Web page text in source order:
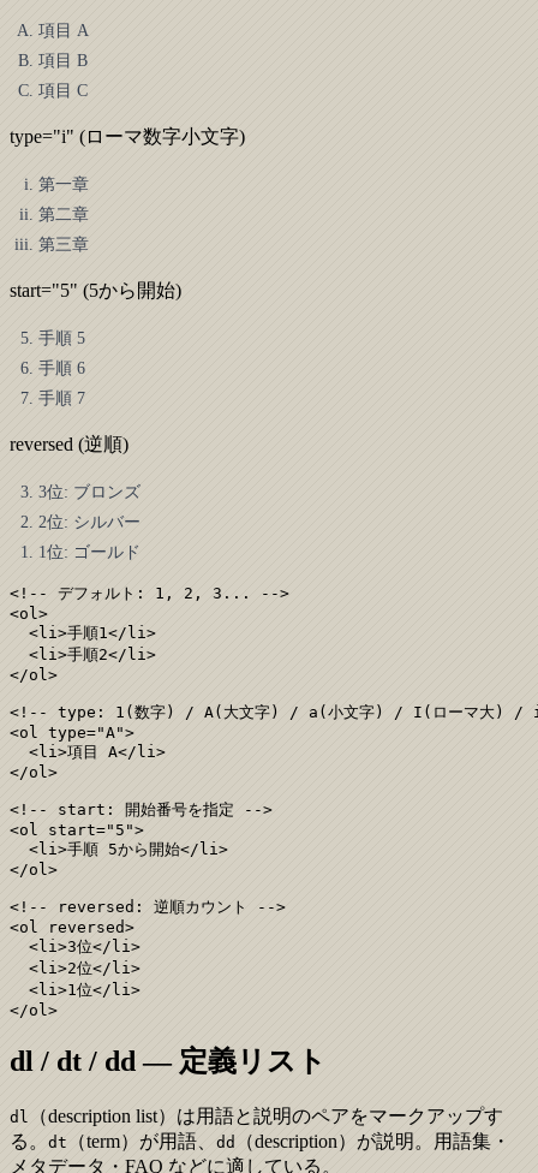
項目 A
項目 B
項目 C
type="i" (ローマ数字小文字)
第一章
第二章
第三章
start="5" (5から開始)
手順 5
手順 6
手順 7
reversed (逆順)
3位: ブロンズ
2位: シルバー
1位: ゴールド
<!-- デフォルト: 1, 2, 3... -->
<ol>
  <li>手順1</li>
  <li>手順2</li>
</ol>
<!-- type: 1(数字) / A(大文字) / a(小文字) / I(ローマ大) /
<ol type="A">
  <li>項目 A</li>
</ol>
<!-- start: 開始番号を指定 -->
<ol start="5">
  <li>手順 5から開始</li>
</ol>
<!-- reversed: 逆順カウント -->
<ol reversed>
  <li>3位</li>
  <li>2位</li>
  <li>1位</li>
</ol>
dl / dt / dd — 定義リスト
dl
（description list）は用語と説明のペアをマークアップす
る。 dt （term）が用語、 dd
（description）が説明。用語集・
メタデータ・FAQ などに適している。